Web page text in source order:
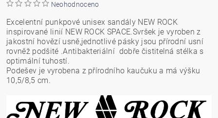
Neohodnoceno
Excelentní punkpové unisex sandály NEW ROCK
inspirované linií NEW ROCK SPACE.Svršek je vyroben z
jakostní hovězí usně,jednotlivé pásky jsou přírodní usní
rovněž podšité .Antibakteriální dobře čistitelná stélka s
optimální tuhostí.
Podešev je vyrobena z přírodního kaučuku a má výšku
10,5/8,5 cm.